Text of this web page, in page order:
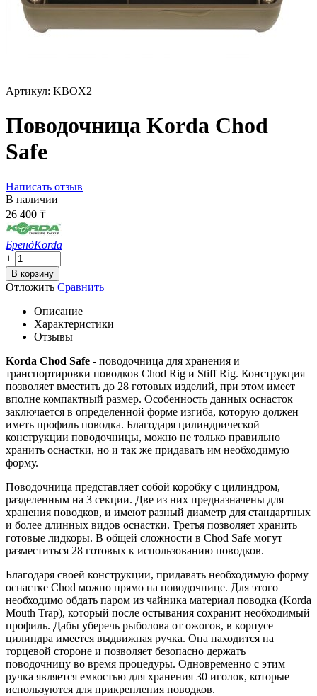
Артикул: KBOX2
Поводочница Korda Chod
Safe
Написать отзыв
В наличии
26 400 ₸
БрендKorda
+
−
В корзину
Отложить Сравнить
Описание
Характеристики
Отзывы
Korda Chod Safe - поводочница для хранения и
транспортировки поводков Chod Rig и Stiff Rig. Конструкция
позволяет вместить до 28 готовых изделий, при этом имеет
вполне компактный размер. Особенность данных оснасток
заключается в определенной форме изгиба, которую должен
иметь профиль поводка. Благодаря цилиндрической
конструкции поводочницы, можно не только правильно
хранить оснастки, но и так же придавать им необходимую
форму.
Поводочница представляет собой коробку с цилиндром,
разделенным на 3 секции. Две из них предназначены для
хранения поводков, и имеют разный диаметр для стандартных
и более длинных видов оснастки. Третья позволяет хранить
готовые лидкоры. В общей сложности в Chod Safe могут
разместиться 28 готовых к использованию поводков.
Благодаря своей конструкции, придавать необходимую форму
оснастке Chod можно прямо на поводочнице. Для этого
необходимо обдать паром из чайника материал поводка (Korda
Mouth Trap), который после остывания сохранит необходимый
профиль. Дабы уберечь рыболова от ожогов, в корпусе
цилиндра имеется выдвижная ручка. Она находится на
торцевой стороне и позволяет безопасно держать
поводочницу во время процедуры. Одновременно с этим
ручка является емкостью для хранения 30 иголок, которые
используются для прикрепления поводков.